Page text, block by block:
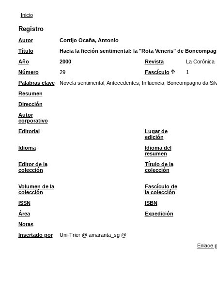
Inicio
Registro
Autor
Cortijo Ocaña, Antonio
Título
Hacia la ficción sentimental: la "Rota Veneris" de
Año
2000 Revista
La Corónica
Número
29 Fascículo
1
Palabras clave
Novela sentimental; Antecedentes; Influencia; Boncompagno da
Resumen
Dirección
Autor
corporativo
Editorial
Lugar de
edición
Idioma
Idioma del
resumen
Editor de la
colección
Título de la
colección
Volumen de la
colección
Fascículo de
la colección
ISSN
ISBN
Área
Expedición
Notas
Insertado por
Uni-Trier @ amaranta_sg @
Enlace